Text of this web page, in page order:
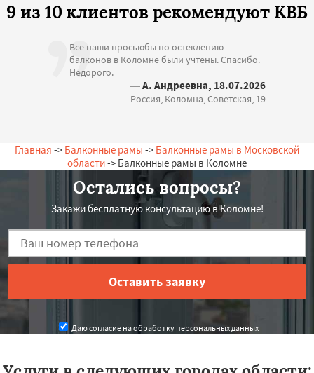
9 из 10 клиентов рекомендуют КВБ
Все наши просьюбы по остеклению
балконов в Коломне были учтены. Спасибо.
Недорого.
— А. Андреевна, 18.07.2026
Россия, Коломна, Советская, 19
Главная -> Балконные рамы -> Балконные рамы в Московской
области-> Балконные рамы в Коломне
Остались вопросы?
Закажи бесплатную консультацию в Коломне!
Даю согласие на обработку персональных данных